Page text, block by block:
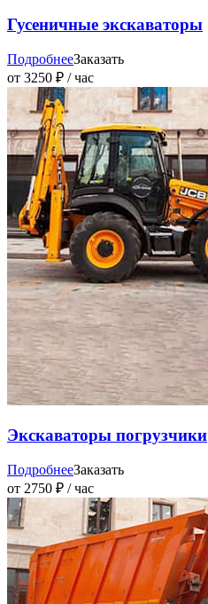
Гусеничные экскаваторы
ПодробнееЗаказать
от 3250 ₽ / час
Экскаваторы погрузчики
ПодробнееЗаказать
от 2750 ₽ / час